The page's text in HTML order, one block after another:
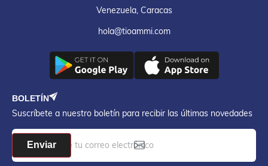
Venezuela, Caracas
hola@tioammi.com
BOLETÍN
Suscríbete a nuestro boletín para recibir las últimas novedades
Enviar